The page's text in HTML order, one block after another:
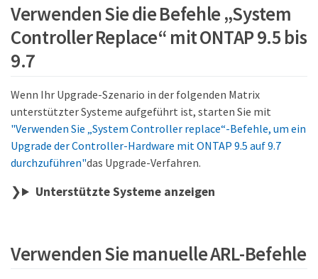
Verwenden Sie die Befehle „System
Controller Replace“ mit ONTAP 9.5 bis
9.7
Wenn Ihr Upgrade-Szenario in der folgenden Matrix
unterstützter Systeme aufgeführt ist, starten Sie mit
"Verwenden Sie „System Controller replace“-Befehle, um ein
Upgrade der Controller-Hardware mit ONTAP 9.5 auf 9.7
durchzuführen"das Upgrade-Verfahren.
Unterstützte Systeme anzeigen
Verwenden Sie manuelle ARL-Befehle